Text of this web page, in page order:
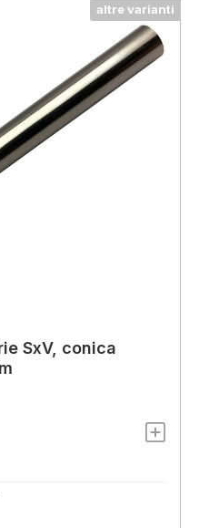
altre varianti
SxV, conica